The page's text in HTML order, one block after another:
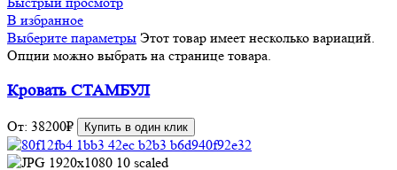
В избранное
Выберите параметры Этот товар имеет несколько вариаций.
Опции можно выбрать на странице товара.
Кровать СТАМБУЛ
От: 38200₽ Купить в один клик